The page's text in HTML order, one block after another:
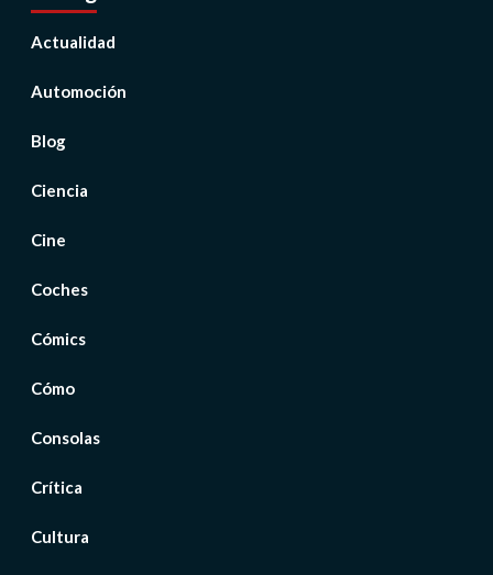
Actualidad
Automoción
Blog
Ciencia
Cine
Coches
Cómics
Cómo
Consolas
Crítica
Cultura